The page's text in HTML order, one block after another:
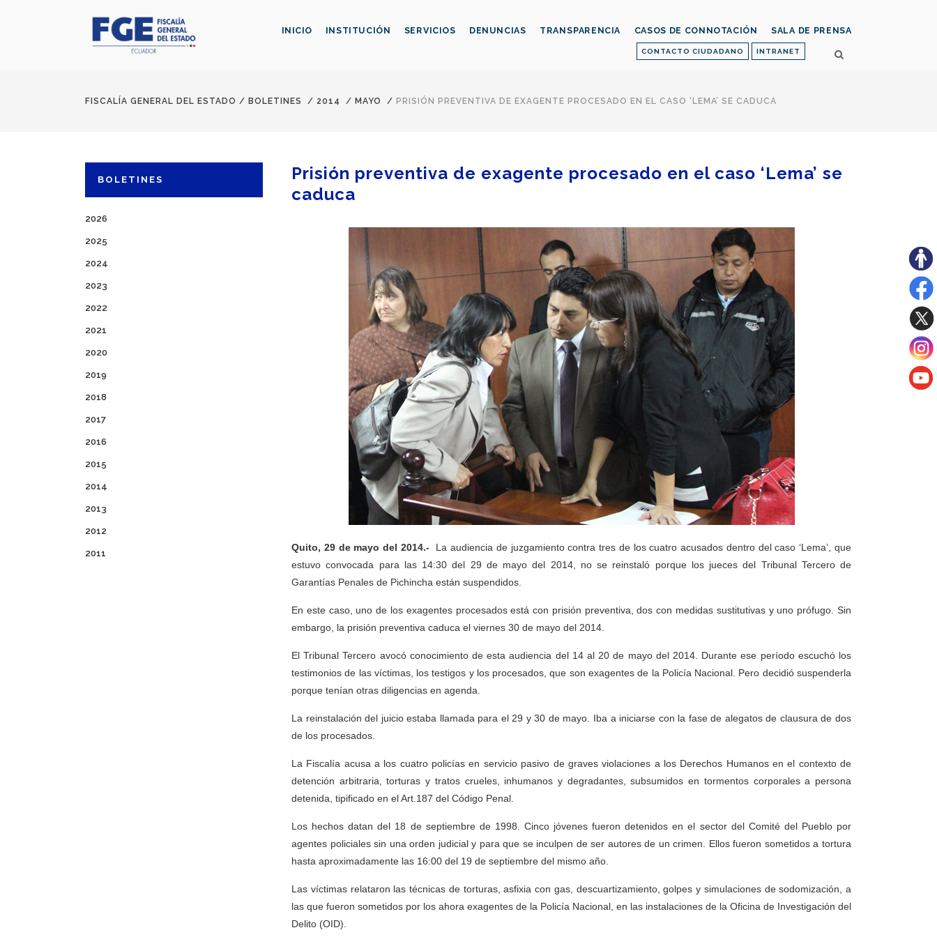
CONTACTO CIUDADANO INTRANET
INICIO INSTITUCIÓN SERVICIOS DENUNCIAS TRANSPARENCIA CASOS DE CONNOTACIÓN SALA DE PRENSA
FISCALÍA GENERAL DEL ESTADO / BOLETINES / 2014 / MAYO / PRISIÓN PREVENTIVA DE EXAGENTE PROCESADO EN EL CASO ‘LEMA’ SE CADUCA
BOLETINES
2026
2025
2024
2023
2022
2021
2020
2019
2018
2017
2016
2015
2014
2013
2012
2011
Prisión preventiva de exagente procesado en el caso ‘Lema’ se
caduca
Quito, 29 de mayo del 2014.- La audiencia de juzgamiento contra tres de los cuatro acusados dentro del caso ‘Lema’, que
estuvo convocada para las 14:30 del 29 de mayo del 2014, no se reinstaló porque los jueces del Tribunal Tercero de
Garantías Penales de Pichincha están suspendidos.
En este caso, uno de los exagentes procesados está con prisión preventiva, dos con medidas sustitutivas y uno prófugo. Sin
embargo, la prisión preventiva caduca el viernes 30 de mayo del 2014.
El Tribunal Tercero avocó conocimiento de esta audiencia del 14 al 20 de mayo del 2014. Durante ese período escuchó los
testimonios de las víctimas, los testigos y los procesados, que son exagentes de la Policía Nacional. Pero decidió suspenderla
porque tenían otras diligencias en agenda.
La reinstalación del juicio estaba llamada para el 29 y 30 de mayo. Iba a iniciarse con la fase de alegatos de clausura de dos
de los procesados.
La Fiscalía acusa a los cuatro policías en servicio pasivo de graves violaciones a los Derechos Humanos en el contexto de
detención arbitraria, torturas y tratos crueles, inhumanos y degradantes, subsumidos en tormentos corporales a persona
detenida, tipificado en el Art.187 del Código Penal.
Los hechos datan del 18 de septiembre de 1998. Cinco jóvenes fueron detenidos en el sector del Comité del Pueblo por
agentes policiales sin una orden judicial y para que se inculpen de ser autores de un crimen. Ellos fueron sometidos a tortura
hasta aproximadamente las 16:00 del 19 de septiembre del mismo año.
Las víctimas relataron las técnicas de torturas, asfixia con gas, descuartizamiento, golpes y simulaciones de sodomización, a
las que fueron sometidos por los ahora exagentes de la Policía Nacional, en las instalaciones de la Oficina de Investigación del
Delito (OID).